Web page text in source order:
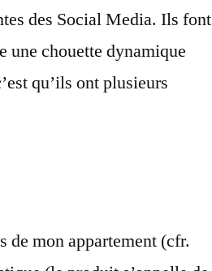
des Social Media. Ils font
une chouette dynamique
qu’ils ont plusieurs
de mon appartement (cfr.